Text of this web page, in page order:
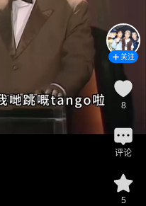
关注
8
评论
5